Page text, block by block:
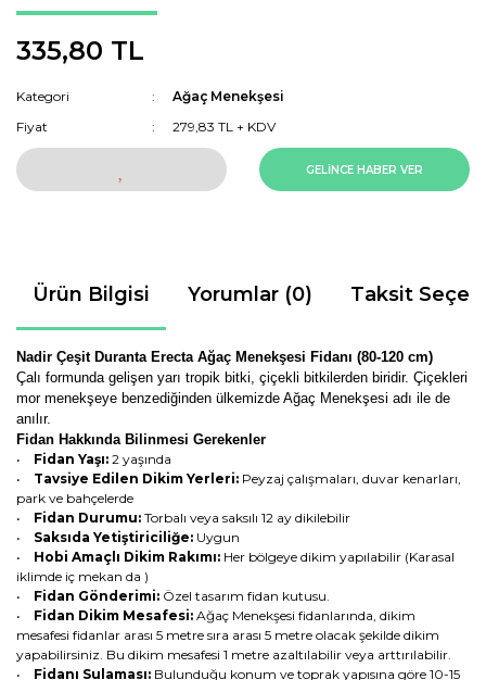
335,80 TL
Kategori
Ağaç Menekşesi
Fiyat
279,83 TL + KDV
GELİNCE HABER VER
Ürün Bilgisi Yorumlar (0) Taksit
Nadir Çeşit Duranta Erecta Ağaç Menekşesi Fidanı (80-120 cm)
Çalı formunda gelişen yarı tropik bitki, çiçekli bitkilerden biridir. Çiçekleri
mor menekşeye benzediğinden ülkemizde Ağaç Menekşesi adı ile de
anılır.
Fidan Hakkında Bilinmesi Gerekenler
•
Fidan Yaşı: 2 yaşında
• Tavsiye Edilen Dikim Yerleri: Peyzaj çalışmaları, duvar kenarları,
park ve bahçelerde
• Fidan Durumu: Torbalı veya saksılı 12 ay dikilebilir
• Saksıda Yetiştiriciliğe: Uygun
• Hobi Amaçlı Dikim Rakımı: Her bölgeye dikim yapılabilir (Karasal
iklimde iç mekan da )
• Fidan Gönderimi: Özel tasarım fidan kutusu.
• Fidan Dikim Mesafesi: Ağaç Menekşesi fidanlarında, dikim
mesafesi fidanlar arası 5 metre sıra arası 5 metre olacak şekilde dikim
yapabilirsiniz. Bu dikim mesafesi 1 metre azaltılabilir veya arttırılabilir.
• Fidanı Sulaması: Bulunduğu konum ve toprak yapısına göre 10-15